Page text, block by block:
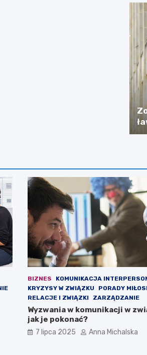
BIZNES
KOMUNIKACJA
KRYZYSY W ZWIĄZKU
PORADY
RELACJE I ZWIĄZKI
ZARZĄDZANIE
Wyzwania w komunikacji w
jak je pokonać?
7 lipca 2025 Anna Michalska